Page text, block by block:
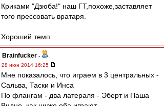
Криками "Дзюба!" наш ГТ,похоже,заставляет
того прессовать вратаря.
Хороший темп.
Brainfucker -
28 июн 2014 16:25
Мне показалось, что играем в 3 центральных -
Сальва, Таски и Инса
По флангам - два латераля - Эберт и Паша